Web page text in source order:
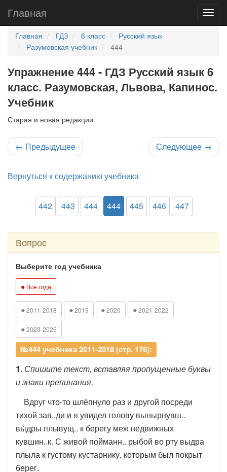
Главная
Главная ГДЗ 6 класс
Русский язык
Разумовская учебник
444
Упражнение 444 - ГДЗ Русский язык 6
класс. Разумовская, Львова, Капинос.
Учебник
Старая и новая редакции
← Предыдущее Следующее →
Вернуться к содержанию учебника
442 443 444 444 445 446 447
Вопрос
Выберите год учебника
● Все года
● 2011-2018 ● 2019 ● 2020 ● 2021-2022
● 2023-2026
№444 учебника 2011-2018 (стр. 176):
1. Спишите текст, вставляя пропущенные буквы
и знаки препинания.
Вдруг что-то шлёпнуло раз и другой посреди
тихой зав..ди и я увидел голову вынырнувш..
вы́дры плывущ.. к берегу меж недвижных
кувшин..к. С живой пойманн.. рыбой во рту выдра
плыла к густому кустарнику, которым был покрыт
берег.